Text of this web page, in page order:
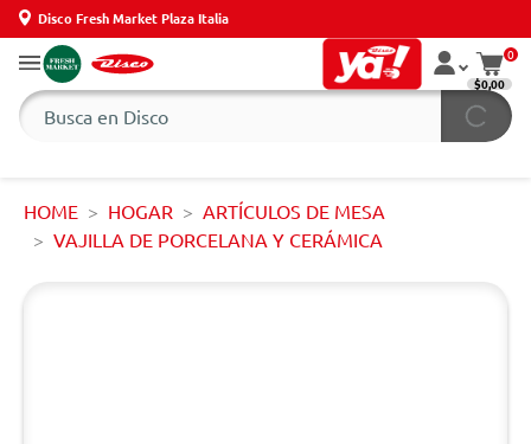
Disco Fresh Market Plaza Italia
0
$0,00
HOME HOGAR
ARTÍCULOS DE MESA
VAJILLA DE PORCELANA Y CERÁMICA